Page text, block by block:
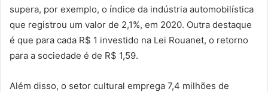
supera, por exemplo, o índice da indústria automobilística
que registrou um valor de 2,1%, em 2020. Outra destaque
é que para cada R$ 1 investido na Lei Rouanet, o retorno
para a sociedade é de R$ 1,59.
Além disso, o setor cultural emprega 7,4 milhões de